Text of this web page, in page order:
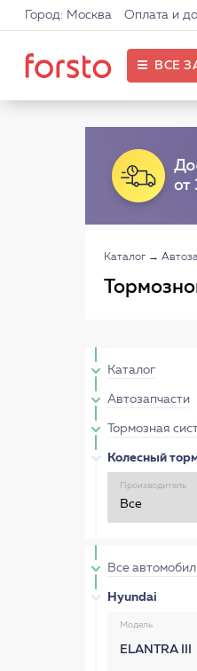
Город: Москва Оплата и
ВСЕ
Каталог →
Каталог
Автозапчасти
Тормозная
Колесный
Производитель
Все
Hyundai
Модель
ELANTRA III